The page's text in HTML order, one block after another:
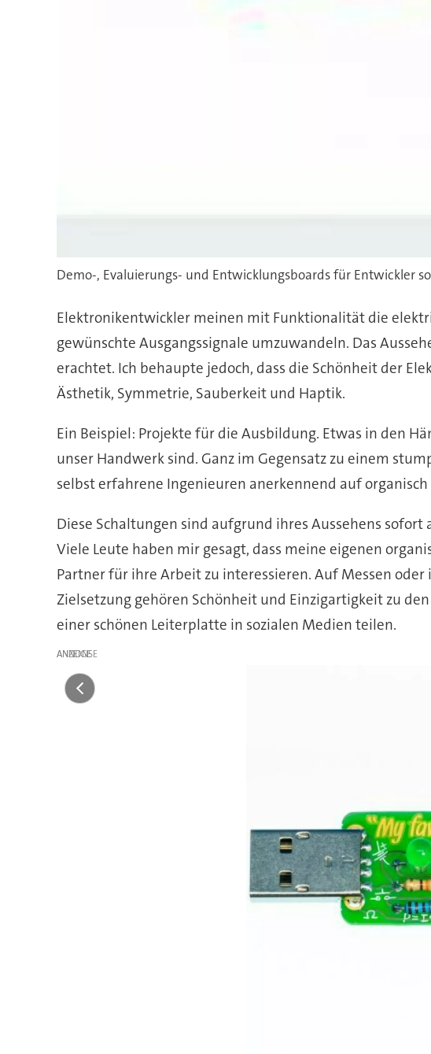
Demo-, Evaluierungs- und Entwicklungsboards für Entwickler
Elektronikentwickler meinen mit Funktionalität die
gewünschte Ausgangssignale umzuwandeln. Das
erachtet. Ich behaupte jedoch, dass die Schönheit der
Ästhetik, Symmetrie, Sauberkeit und Haptik.
Ein Beispiel: Projekte für die Ausbildung. Etwas in den
unser Handwerk sind. Ganz im Gegensatz zu einem
selbst erfahrene Ingenieuren anerkennend auf
Diese Schaltungen sind aufgrund ihres Aussehens
Viele Leute haben mir gesagt, dass meine eigenen
Partner für ihre Arbeit zu interessieren. Auf Messen
Zielsetzung gehören Schönheit und Einzigartigkeit zu
einer schönen Leiterplatte in sozialen Medien teilen.
ANZEIGE